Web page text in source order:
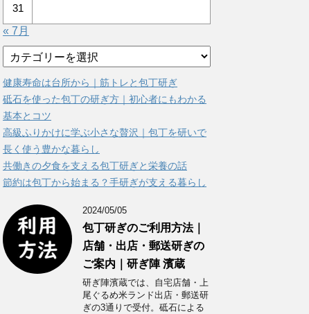
31
« 7月
テ
ゴ
リ
ー
健康寿命は台所から｜筋トレと包丁研ぎ
砥石を使った包丁の研ぎ方｜初心者にもわかる
基本とコツ
高級ふりかけに学ぶ小さな贅沢｜包丁を研いで
長く使う豊かな暮らし
共働きの夕食を支える包丁研ぎと栄養の話
節約は包丁から始まる？手研ぎが支える暮らし
2024/05/05
包丁研ぎのご利用方法｜
店舗・出店・郵送研ぎの
ご案内｜研ぎ陣 濱蔵
研ぎ陣濱蔵では、自宅店舗・上
尾ぐるめ米ランド出店・郵送研
ぎの3通りで受付。砥石による